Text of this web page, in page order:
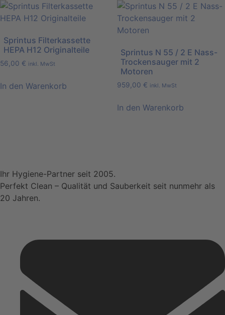
Varianten
auf.
Optionen
auf
der
weist
mehrere
Varianten
Die
Optionen
auf
der
Sprintus Filterkassette
HEPA H12 Originalteile
56,00 € inkl. MwSt
In den Warenkorb
Sprintus N 55 / 2 E Nass-
Trockensauger mit 2
Motoren
959,00 € inkl. MwSt
In den Warenkorb
Ihr Hygiene-Partner seit 2005.
Perfekt Clean – Qualität und Sauberkeit seit nunmehr als
20 Jahren.